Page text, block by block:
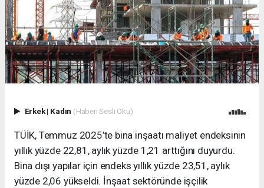
Erkek| Kadın (Haberi Sesli Oku)
TÜİK, Temmuz 2025’te bina inşaatı maliyet endeksinin
yıllık yüzde 22,81, aylık yüzde 1,21 arttığını duyurdu.
Bina dışı yapılar için endeks yıllık yüzde 23,51, aylık
yüzde 2,06 yükseldi. İnşaat sektöründe işçilik